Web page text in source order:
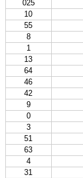
025
10
55
8
1
13
64
46
42
9
0
3
51
63
4
31